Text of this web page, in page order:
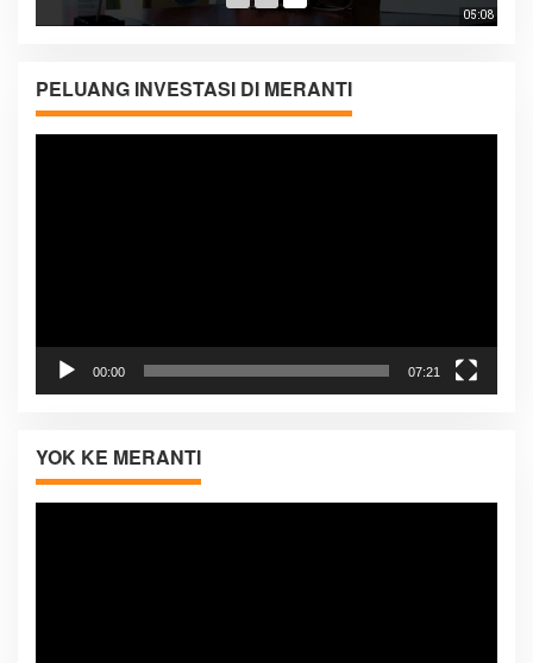
05:08
PELUANG INVESTASI DI MERANTI
00:00 07:21
YOK KE MERANTI
Pemutar